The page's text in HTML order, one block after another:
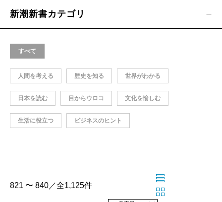
新潮新書カテゴリ
すべて
人間を考える 歴史を知る 世界がわかる
日本を読む 目からウロコ 文化を愉しむ
生活に役立つ ビジネスのヒント
821 〜 840／全1,125件